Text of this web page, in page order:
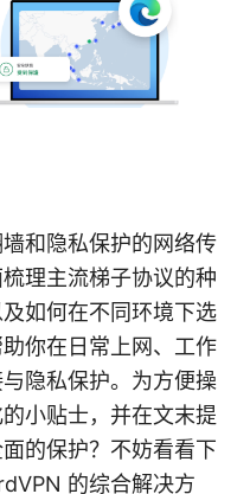
和隐私保护的网络传
理主流梯子协议的种
如何在不同环境下选
你在日常上网、工作
隐私保护。为方便操
小贴士，并在文末提
的保护？不妨看看下
的综合解决方